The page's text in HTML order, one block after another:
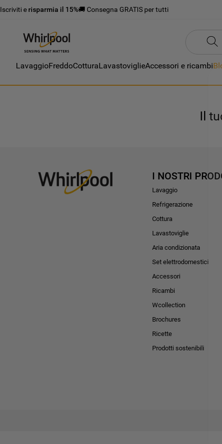
Iscriviti e risparmia il 15%🚚 Consegna GRATIS per tutti
LavaggioFreddoCotturaLavastoviglieAccessori e ricambi
Il
I NOSTRI
Lavaggio
Refrigerazione
Cottura
Lavastoviglie
Aria condizionata
Set elettrodomestici
Accessori
Ricambi
Wcollection
Brochures
Ricette
Prodotti sostenibili